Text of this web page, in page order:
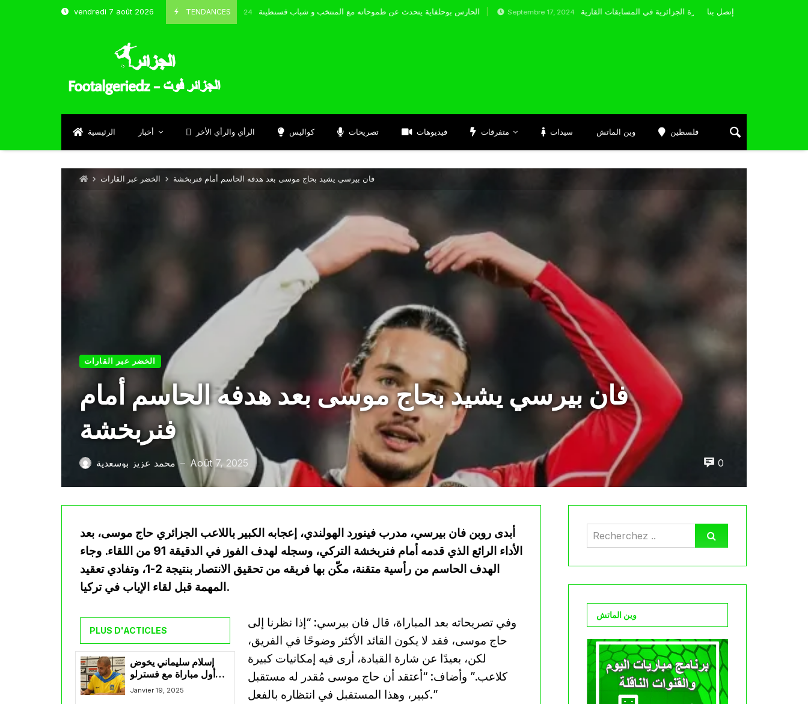
vendredi 7 août 2026 TENDANCES
Octobre 8, 2024 الحارس بوحلفاية يتحدث عن طموحاته مع المنتخب و شباب قسنطينة Septembre 17, 2024 إتصل بنا
الرئيسية أخبار الرأي والرأي الأخر كواليس تصريحات فيديوهات متفرقات سيدات وين الماتش فلسطين
الخضر عبر القارات فان بيرسي يشيد بحاج موسى بعد هدفه الحاسم أمام فنربخشة
الخضر عبر القارات
فان بيرسي يشيد بحاج موسى بعد هدفه الحاسم أمام
فنربخشة
محمد عزيز بوسعدية — Août 7, 2025 0
أبدى روبن فان بيرسي، مدرب فينورد الهولندي، إعجابه الكبير باللاعب الجزائري حاج موسى، بعد
الأداء الرائع الذي قدمه أمام فنربخشة التركي، وسجله لهدف الفوز في الدقيقة 91 من اللقاء. وجاء
الهدف الحاسم من رأسية متقنة، مكّن بها فريقه من تحقيق الانتصار بنتيجة 2-1، وتفادي تعقيد
المهمة قبل لقاء الإياب في تركيا.
PLUS D'ACTICLES
إسلام سليماني يخوض
أول مباراة مع فسترلو
البلجيكي
Janvier 19, 2025
وفي تصريحاته بعد المباراة، قال فان بيرسي: “إذا نظرنا إلى
حاج موسى، فقد لا يكون القائد الأكثر وضوحًا في الفريق،
لكن، بعيدًا عن شارة القيادة، أرى فيه إمكانيات كبيرة
كلاعب.” وأضاف: “أعتقد أن حاج موسى مُقدر له مستقبل
كبير، وهذا المستقبل في انتظاره بالفعل.”
وين الماتش